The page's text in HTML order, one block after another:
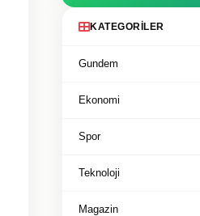
KATEGORILER
Gundem
Ekonomi
Spor
Teknoloji
Magazin